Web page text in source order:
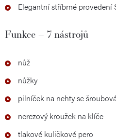
Elegantní stříbrné provedení
Funkce – 7 nástrojů
nůž
nůžky
pilníček na nehty se
nerezový kroužek na klíče
tlakové kuličkové pero